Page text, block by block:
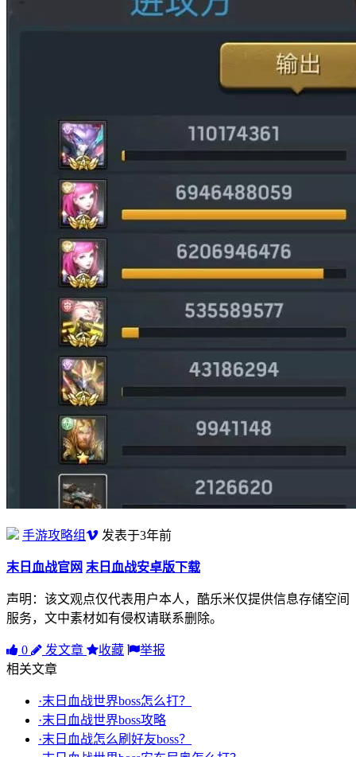
手游攻略组 发表于3年前
末日血战官网 末日血战安卓版下载
声明：该文观点仅代表用户本人，酷乐米仅提供信息存储空间
服务，文中素材如有侵权请联系删除。
0 发文章 收藏
举报
相关文章
·末日血战世界boss怎么打？
·末日血战世界boss攻略
·末日血战怎么刷好友boss？